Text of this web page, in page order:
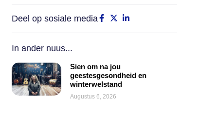
Deel op sosiale media
In ander nuus...
Sien om na jou
geestesgesondheid en
winterwelstand
Augustus 6, 2026